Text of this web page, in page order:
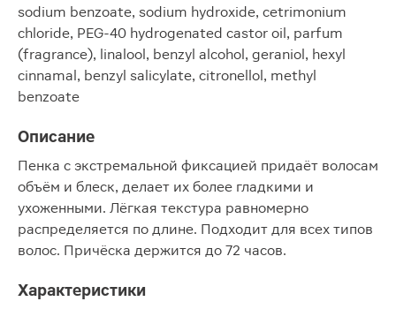
sodium benzoate, sodium hydroxide, cetrimonium
chloride, PEG-40 hydrogenated castor oil, parfum
(fragrance), linalool, benzyl alcohol, geraniol, hexyl
cinnamal, benzyl salicylate, citronellol, methyl
benzoate
Описание
Пенка с экстремальной фиксацией придаёт волосам
объём и блеск, делает их более гладкими и
ухоженными. Лёгкая текстура равномерно
распределяется по длине. Подходит для всех типов
волос. Причёска держится до 72 часов.
Характеристики